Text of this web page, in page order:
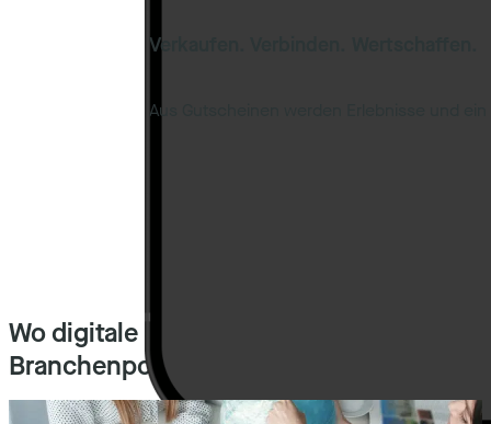
Verkaufen. Verbinden. Wertschaffen.
Aus Gutscheinen werden Erlebnisse und
Wo digitale Erlebnisse auf
Branchenpower treffen.